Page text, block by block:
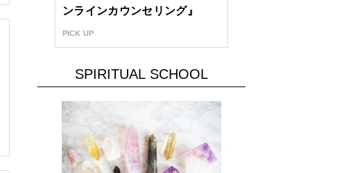
ンラインカウンセリング』
PICK UP
SPIRITUAL SCHOOL